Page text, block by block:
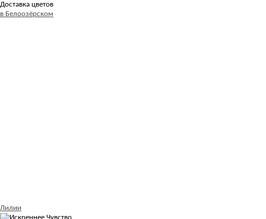
Доставка цветов
в Белоозёрском
Лилии